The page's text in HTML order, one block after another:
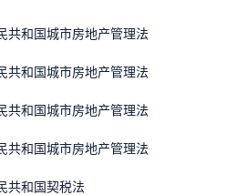
民共和国城市房地产管理法
民共和国城市房地产管理法
民共和国城市房地产管理法
民共和国城市房地产管理法
共和国契税法